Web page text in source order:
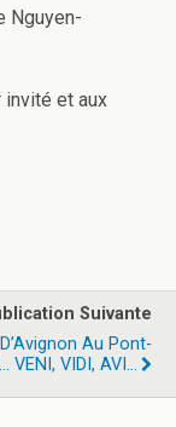
Nguyen-
et aux
Suivante
Au Pont-
VENI, VIDI, AVI…